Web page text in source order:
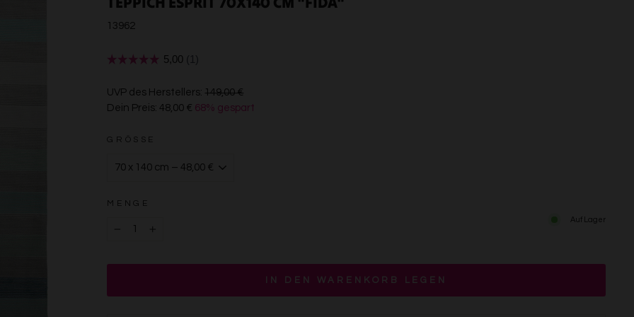
13962
UVP des Herstellers: 149,00 €€149,00
Dein Preis: 48,00 € 68% gespart
GRÖSSE
MENGE
Auf Lager
IN DEN WARENKORB LEGEN